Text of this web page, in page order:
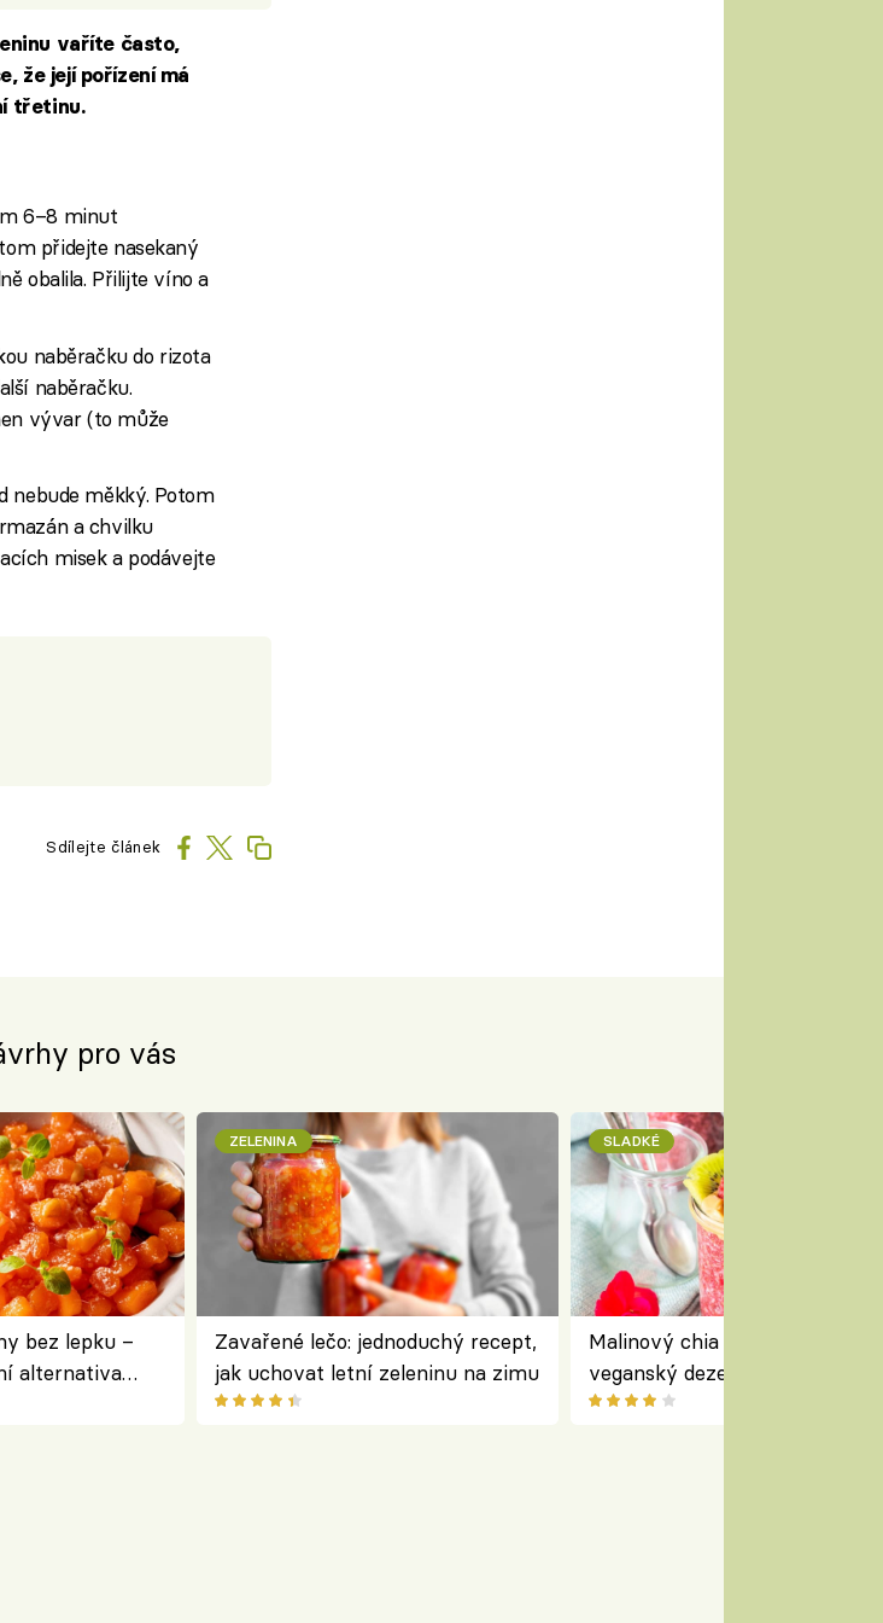
vaříte často,
že její pořízení má
třetinu.
6–8 minut
přidejte nasekaný
obalila. Přilijte víno a
naběračku do rizota
naběračku.
vývar (to může
nebude měkký. Potom
a chvilku
misek a podávejte
Sdílejte článek
pro vás
bez lepku –
alternativa
ZELENINA
Zavařené lečo: jednoduchý recept,
jak uchovat letní zeleninu na zimu
SLADKÉ
Malinový chia pudink s
veganský dezert plný ovoce a
ořechů